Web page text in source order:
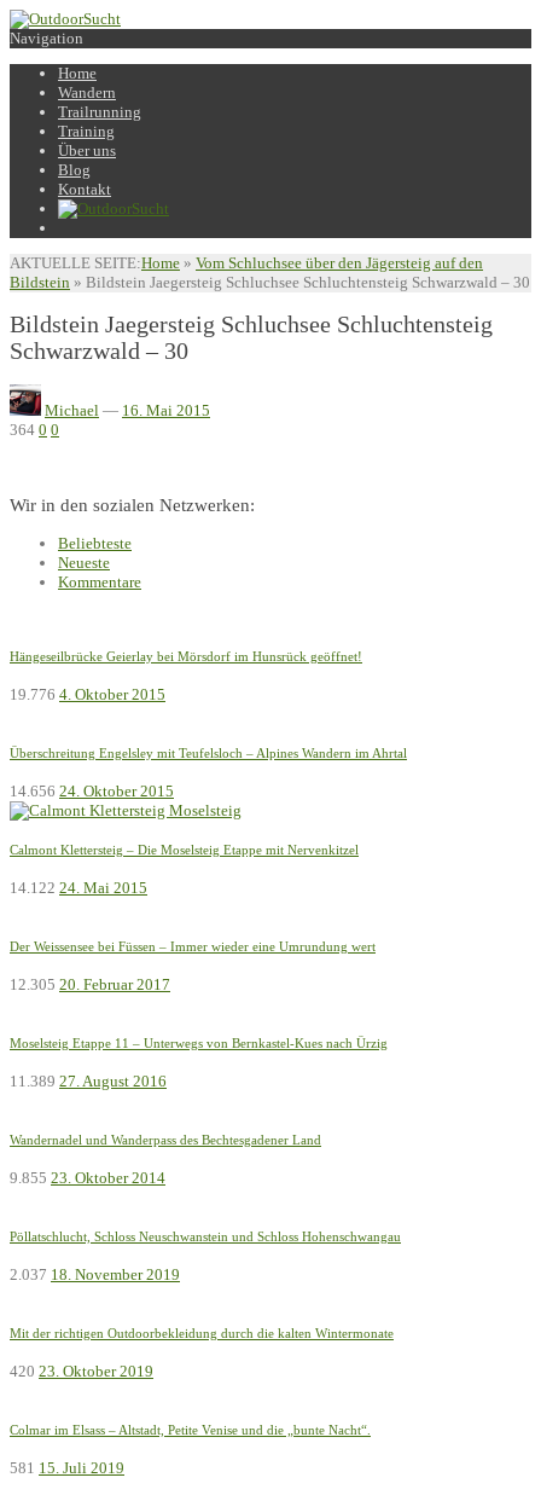
Navigation
Home
Wandern
Trailrunning
Training
Über uns
Blog
Kontakt
AKTUELLE SEITE:Home » Vom Schluchsee über den Jägersteig auf den
Bildstein » Bildstein Jaegersteig Schluchsee Schluchtensteig Schwarzwald – 30
Bildstein Jaegersteig Schluchsee Schluchtensteig
Schwarzwald – 30
Michael — 16. Mai 2015
364 0 0
Wir in den sozialen Netzwerken:
Beliebteste
Neueste
Kommentare
Hängeseilbrücke Geierlay bei Mörsdorf im Hunsrück geöffnet!
19.776 4. Oktober 2015
Überschreitung Engelsley mit Teufelsloch – Alpines Wandern im Ahrtal
14.656 24. Oktober 2015
Calmont Klettersteig – Die Moselsteig Etappe mit Nervenkitzel
14.122 24. Mai 2015
Der Weissensee bei Füssen – Immer wieder eine Umrundung wert
12.305 20. Februar 2017
Moselsteig Etappe 11 – Unterwegs von Bernkastel-Kues nach Ürzig
11.389 27. August 2016
Wandernadel und Wanderpass des Bechtesgadener Land
9.855 23. Oktober 2014
Pöllatschlucht, Schloss Neuschwanstein und Schloss Hohenschwangau
2.037 18. November 2019
Mit der richtigen Outdoorbekleidung durch die kalten Wintermonate
420 23. Oktober 2019
Colmar im Elsass – Altstadt, Petite Venise und die „bunte Nacht“.
581 15. Juli 2019